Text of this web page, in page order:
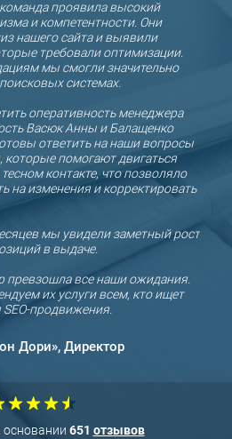
проявила высокий
и компетентности. Они
нашего сайта и выявили
требовали оптимизации.
мы смогли значительно
системах.
оперативность менеджера
Васюк Анны и Балащенко
ответить на наши вопросы
помогают двигаться
контакте, что позволяло
на изменения и корректировать
мы увидели заметный рост
в выдаче.
превзошла все наши ожидания.
их услуги всем, кто ищет
продвижения.
Дори», Директор
ООО
651 отзывов